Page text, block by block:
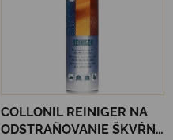
COLLONIL REINIGER NA
ODSTRAŇOVANIE ŠKVŔN